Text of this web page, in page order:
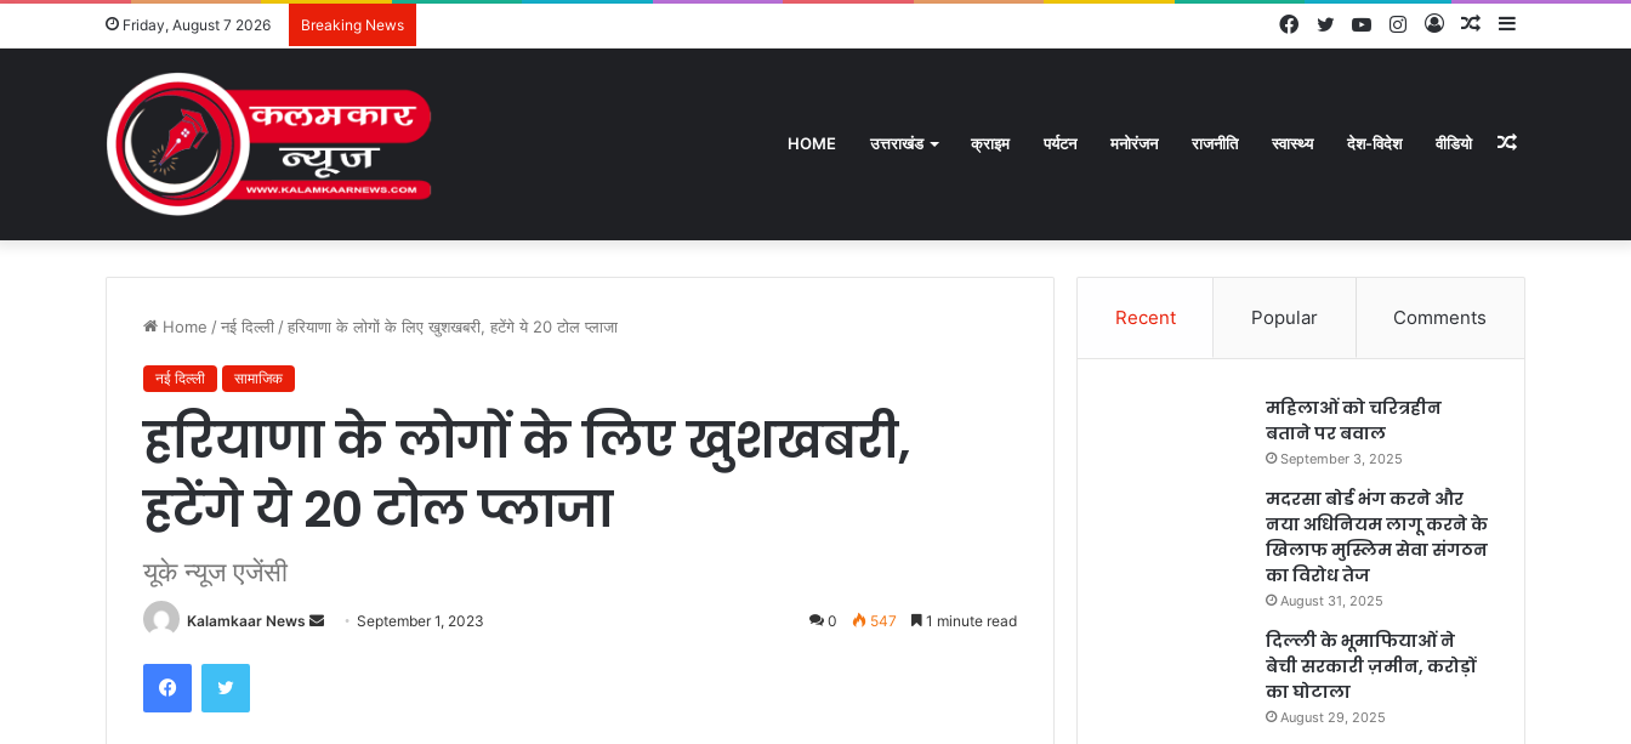
Friday, August 7 2026 Breaking News
Random
Log
Instagram
YouTube
Twitter
Facebook
HOME उत्तराखंड क्राइम पर्यटन मनोरंजन राजनीति स्वास्थ्य देश-विदेश वीडियो
Home /नई दिल्ली /हरियाणा के लोगों के लिए खुशखबरी, हटेंगे ये 20 टोल प्लाजा
नई दिल्ली सामाजिक
हरियाणा के लोगों के लिए खुशखबरी,
हटेंगे ये 20 टोल प्लाजा
यूके न्यूज एजेंसी
Kalamkaar News September 1, 2023 0 547 1 minute read
Recent Popular Comments
महिलाओं को चरित्रहीन
बताने पर बवाल
September 3, 2025
मदरसा बोर्ड भंग करने और
नया अधिनियम लागू करने के
खिलाफ मुस्लिम सेवा संगठन
का विरोध तेज
August 31, 2025
दिल्ली के भूमाफियाओं ने
बेची सरकारी ज़मीन, करोड़ों
का घोटाला
August 29, 2025